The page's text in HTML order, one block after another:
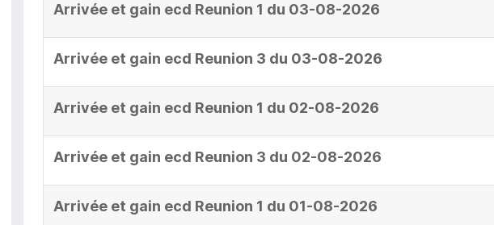
Arrivée et gain ecd Reunion 1 du 03-08-2026
Arrivée et gain ecd Reunion 3 du 03-08-2026
Arrivée et gain ecd Reunion 1 du 02-08-2026
Arrivée et gain ecd Reunion 3 du 02-08-2026
Arrivée et gain ecd Reunion 1 du 01-08-2026